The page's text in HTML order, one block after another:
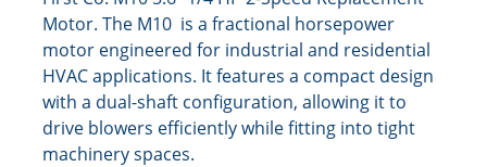
Motor. The M10 is a fractional horsepower
motor engineered for industrial and residential
HVAC applications. It features a compact design
with a dual-shaft configuration, allowing it to
drive blowers efficiently while fitting into tight
machinery spaces.